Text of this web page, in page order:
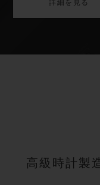
詳細を見る
高級時計製